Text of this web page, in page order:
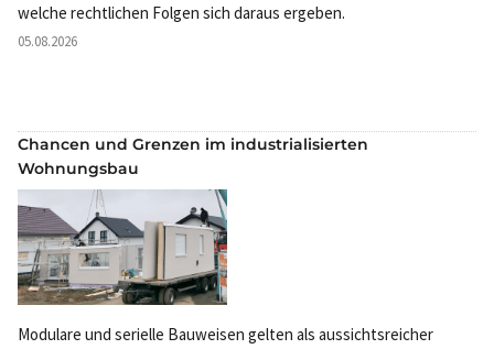
welche rechtlichen Folgen sich daraus ergeben.
05.08.2026
Chancen und Grenzen im industrialisierten
Wohnungsbau
Modulare und serielle Bauweisen gelten als aussichtsreicher